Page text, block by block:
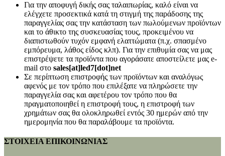
Για την αποφυγή δικής σας ταλαιπωρίας, καλό είναι να
ελέγχετε προσεκτικά κατά τη στιγμή της παράδοσης της
παραγγελίας σας την κατάσταση των πωλούμενων προϊόντων
και το άθικτο της συσκευασίας τους, προκειμένου να
διαπιστωθούν τυχόν εμφανή ελαττώματα (π.χ. σπασμένο
εμπόρευμα, λάθος είδος κλπ). Για την επιθυμία σας να μας
επιστρέψετε τα προϊόντα που αγοράσατε αποστείλετε μας e-
mail στο sales[at]led7[dot]net
Σε περίπτωση επιστροφής των προϊόντων και αναλόγως
αφενός με τον τρόπο που επιλέξατε να πληρώσετε την
παραγγελία σας και αφετέρου τον τρόπο που θα
πραγματοποιηθεί η επιστροφή τους, η επιστροφή των
χρημάτων σας θα ολοκληρωθεί εντός 30 ημερών από την
ημερομηνία που θα παραλάβουμε τα προϊόντα.
ΣΤΟΙΧΕΙΑ ΕΠΙΚΟΙΝΩΝΙΑΣ